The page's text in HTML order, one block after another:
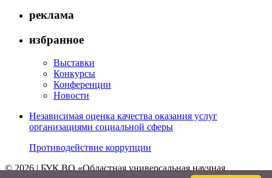
реклама
избранное
Выставки
Конкурсы
Конференции
Новости
Независимая оценка качества оказания услуг
организациями социальной сферы
Противодействие коррупции
© 2026 | БУК ВО «Областная универсальная научная